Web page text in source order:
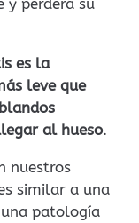
es la
leve que
al hueso.
nuestros
similar a una
patología